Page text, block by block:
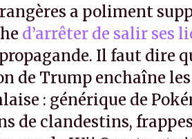
a poliment
d’arrêter de salir ses
Il faut dire
de Trump enchaîne
: générique de
de clandestins,